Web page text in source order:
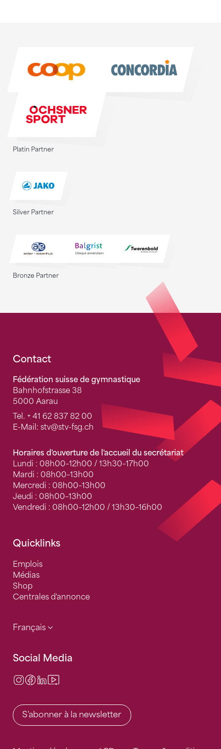
Platin Partner
Silver Partner
Bronze Partner
Fusszeile
Contact
Fédération suisse de gymnastique
Bahnhofstrasse 38
5000 Aarau
Tel. + 41 62 837 82 00
E-Mail: stv@stv-fsg.ch
Horaires d'ouverture de l'accueil du secrétariat
Lundi : 08h00–12h00 / 13h30–17h00
Mardi : 08h00–13h00
Mercredi : 08h00–13h00
Jeudi : 08h00–13h00
Vendredi : 08h00–12h00 / 13h30–16h00
Quicklinks
Emplois
Médias
Shop
Centrales d'annonce
Français
Social Media
Instagram
Facebook
LinkedIn
S'abonner à la newsletter